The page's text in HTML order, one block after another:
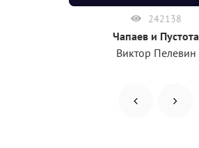
242138
Чапаев и Пустота
Виктор Пелевин